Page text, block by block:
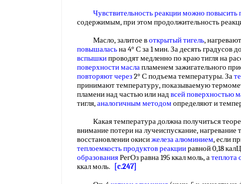
Чувствительность реакцииможно повысить
содержимым, при этом продолжительность
Масло, залитое воткрытый тигель,
повышаласьна 4° С за 1 мин. За десять градусов
вспышкипроводят медленно по краю тигля на
поверхности маслапламенем зажигательного
повторяют через2° С подъема температуры. За
принимают температуру, показываемую
пламени над частью или надвсейповерхностью
тигля,аналогичным методом определяют и
Какая температура должна получиться
внимание потери на лучеиспускание, нагревание
восстановлении окисижелеза алюминием, если
теплоемкостьпродуктов реакцииравной 0,18
образованияРегОз равна 195 ккал моль, атеплота
ккал моль.
[c.247]